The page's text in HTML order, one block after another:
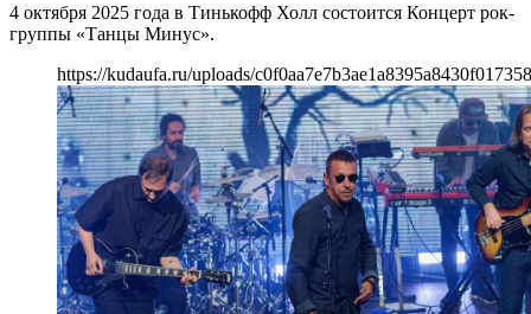
4 октября 2025 года в Тинькофф Холл состоится Концерт рок-
группы «Танцы Минус».
https://kudaufa.ru/uploads/